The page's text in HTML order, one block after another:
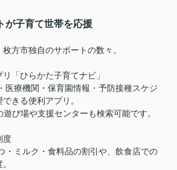
が子育て世帯を応援
方市独自のサポートの数々。
「ひらかた子育てナビ」
療機関・保育園情報・予防接種スケジ
きる便利アプリ。
場や支援センターも検索可能です。
度
ミルク・食料品の割引や、飲食店での